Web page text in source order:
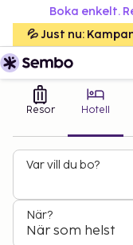
Boka enkelt.
💦 Just nu:
Resor Hotell
Var vill du bo?
När?
När som helst